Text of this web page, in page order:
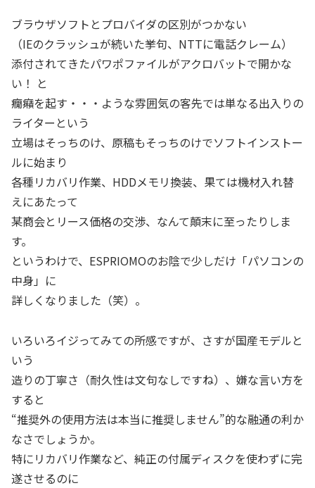
ブラウザソフトとプロバイダの区別がつかない
（IEのクラッシュが続いた挙句、NTTに電話クレーム）
添付されてきたパワポファイルがアクロバットで開かな
い！ と
癇癪を起す・・・ような雰囲気の客先では単なる出入りの
ライターという
立場はそっちのけ、原稿もそっちのけでソフトインストー
ルに始まり
各種リカバリ作業、HDDメモリ換装、果ては機材入れ替
えにあたって
某商会とリース価格の交渉、なんて顛末に至ったりしま
す。
というわけで、ESPRIOMOのお陰で少しだけ「パソコンの
中身」に
詳しくなりました（笑）。
いろいろイジってみての所感ですが、さすが国産モデルと
いう
造りの丁寧さ（耐久性は文句なしですね）、嫌な言い方を
すると
“推奨外の使用方法は本当に推奨しません”的な融通の利か
なさでしょうか。
特にリカバリ作業など、純正の付属ディスクを使わずに完
遂させるのに